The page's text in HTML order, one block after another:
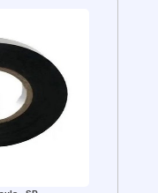
O
permite
em